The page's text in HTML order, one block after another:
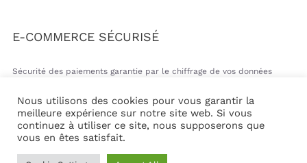
E-COMMERCE SÉCURISÉ
Sécurité des paiements garantie par le chiffrage de vos données
© Copyright 2026 | Mil&va Babystore All Rights Reserved
Nous utilisons des cookies pour vous garantir la
meilleure expérience sur notre site web. Si vous
continuez à utiliser ce site, nous supposerons que
vous en êtes satisfait.